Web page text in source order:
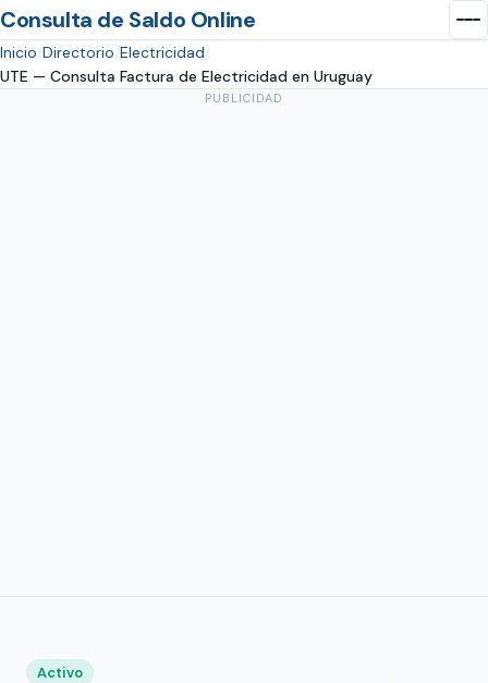
Consulta de Saldo Online
Inicio Directorio Electricidad
UTE — Consulta Factura de Electricidad en Uruguay
PUBLICIDAD
Activo